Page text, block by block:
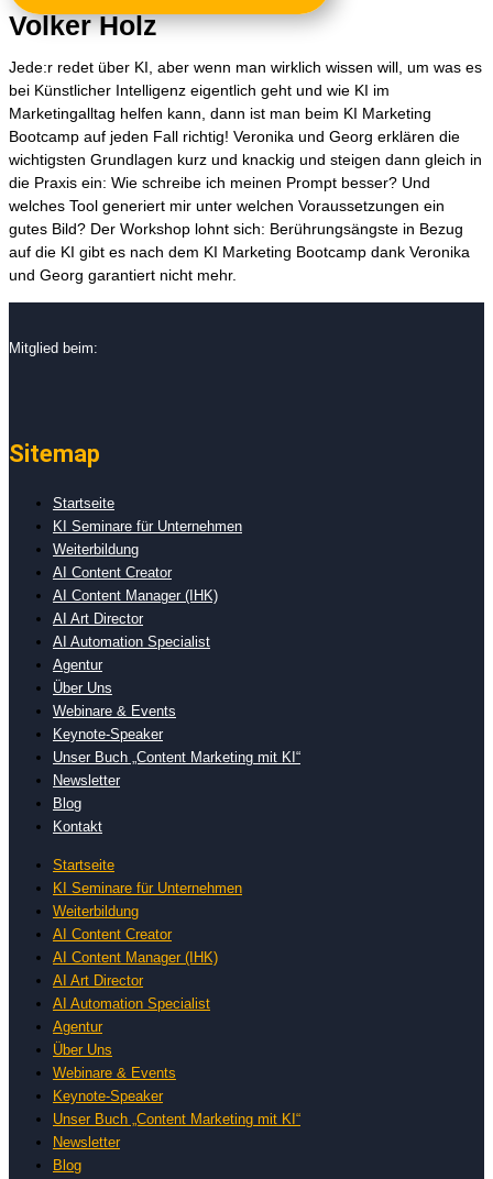
Volker Holz
Jede:r redet über KI, aber wenn man wirklich wissen will, um was es
bei Künstlicher Intelligenz eigentlich geht und wie KI im
Marketingalltag helfen kann, dann ist man beim KI Marketing
Bootcamp auf jeden Fall richtig! Veronika und Georg erklären die
wichtigsten Grundlagen kurz und knackig und steigen dann gleich in
die Praxis ein: Wie schreibe ich meinen Prompt besser? Und
welches Tool generiert mir unter welchen Voraussetzungen ein
gutes Bild? Der Workshop lohnt sich: Berührungsängste in Bezug
auf die KI gibt es nach dem KI Marketing Bootcamp dank Veronika
und Georg garantiert nicht mehr.
Mitglied beim:
Sitemap
Startseite
KI Seminare für Unternehmen
Weiterbildung
AI Content Creator
AI Content Manager (IHK)
AI Art Director
AI Automation Specialist
Agentur
Über Uns
Webinare & Events
Keynote-Speaker
Unser Buch „Content Marketing mit KI“
Newsletter
Blog
Kontakt
Startseite
KI Seminare für Unternehmen
Weiterbildung
AI Content Creator
AI Content Manager (IHK)
AI Art Director
AI Automation Specialist
Agentur
Über Uns
Webinare & Events
Keynote-Speaker
Unser Buch „Content Marketing mit KI“
Newsletter
Blog